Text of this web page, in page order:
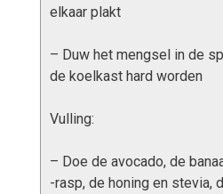
elkaar plakt
– Duw het mengsel in de
de koelkast hard worden
Vulling:
– Doe de avocado, de
-rasp, de honing en stevia,